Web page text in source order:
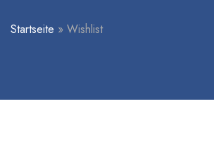
Startseite » Wishlist